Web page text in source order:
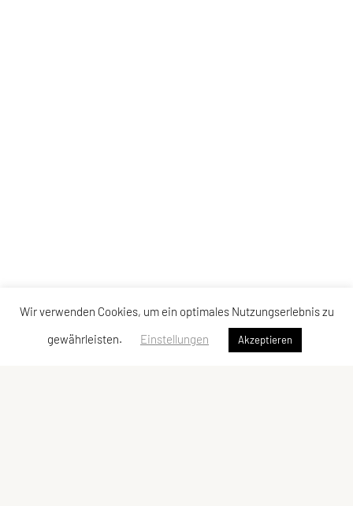
Wir verwenden Cookies, um ein optimales Nutzungserlebnis zu
gewährleisten.
Einstellungen Akzeptieren